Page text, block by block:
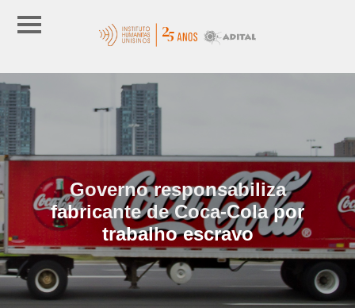
Governo responsabiliza
fabricante de Coca-Cola por
trabalho escravo